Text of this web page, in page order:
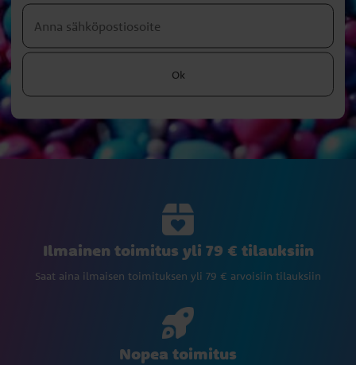
Ok
Ilmainen toimitus yli 79 € tilauksiin
Saat aina ilmaisen toimituksen yli 79 € arvoisiin tilauksiin
Nopea toimitus